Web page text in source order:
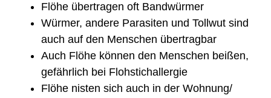
Flöhe übertragen oft Bandwürmer
Würmer, andere Parasiten und Tollwut sind
auch auf den Menschen übertragbar
Auch Flöhe können den Menschen beißen,
gefährlich bei Flohstichallergie
Flöhe nisten sich auch in der Wohnung/